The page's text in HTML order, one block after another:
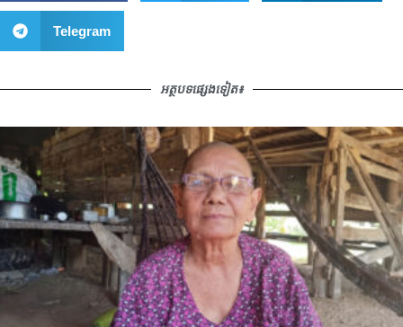
Telegram
អត្ថបទផ្សេងទៀត៖